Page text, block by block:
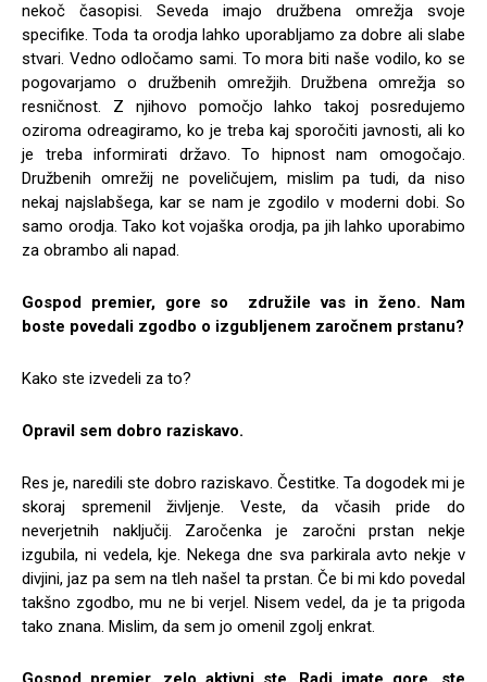
nekoč časopisi. Seveda imajo družbena omrežja svoje
specifike. Toda ta orodja lahko uporabljamo za dobre ali slabe
stvari. Vedno odločamo sami. To mora biti naše vodilo, ko se
pogovarjamo o družbenih omrežjih. Družbena omrežja so
resničnost. Z njihovo pomočjo lahko takoj posredujemo
oziroma odreagiramo, ko je treba kaj sporočiti javnosti, ali ko
je treba informirati državo. To hipnost nam omogočajo.
Družbenih omrežij ne poveličujem, mislim pa tudi, da niso
nekaj najslabšega, kar se nam je zgodilo v moderni dobi. So
samo orodja. Tako kot vojaška orodja, pa jih lahko uporabimo
za obrambo ali napad.
Gospod premier, gore so združile vas in ženo. Nam
boste povedali zgodbo o izgubljenem zaročnem prstanu?
Kako ste izvedeli za to?
Opravil sem dobro raziskavo.
Res je, naredili ste dobro raziskavo. Čestitke. Ta dogodek mi je
skoraj spremenil življenje. Veste, da včasih pride do
neverjetnih naključij. Zaročenka je zaročni prstan nekje
izgubila, ni vedela, kje. Nekega dne sva parkirala avto nekje v
divjini, jaz pa sem na tleh našel ta prstan. Če bi mi kdo povedal
takšno zgodbo, mu ne bi verjel. Nisem vedel, da je ta prigoda
tako znana. Mislim, da sem jo omenil zgolj enkrat.